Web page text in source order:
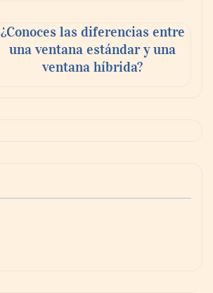
¿Conoces las diferencias entre
una ventana estándar y una
ventana híbrida?